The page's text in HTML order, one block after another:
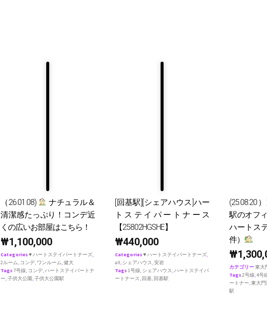
（26.01.08)
ナチュラル＆
清潔感たっぷり！コンデ近
くの広いお部屋はこちら！
₩1,100,000
Categories♥ ハートステイパートナーズ,
2ルーム, コンデ, ワンルーム,健大
Tags7号線, コンデ,ハートステイパートナ
ー,子供大公園 ,子供大公園駅
[回基駅][シェアハウス]ハー
トステイパートナース
【25802HGSHE】
₩440,000
Categories♥ ハートステイパートナーズ,
all, シェアハウス,安岩
Tags1号線, シェアハウス,ハートステイパ
ートナース, 回基, 回基駅
(25.08.20
駅のオフ
ハートス
件）
₩
カテゴリー東大
Tags2号線,4号
ートナー,東大門
駅